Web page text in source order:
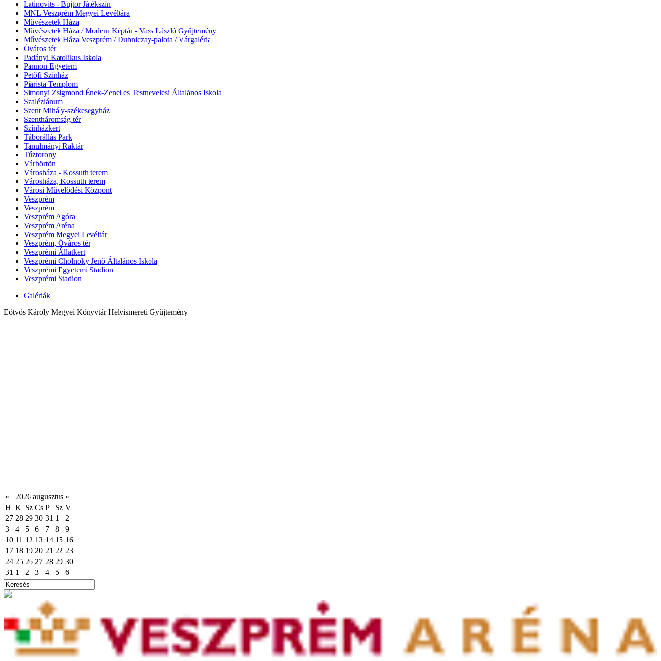
Latinovits - Bujtor Játékszín
MNL Veszprém Megyei Levéltára
Művészetek Háza
Művészetek Háza / Modern Képtár - Vass László Gyűjtemény
Művészetek Háza Veszprém / Dubniczay-palota / Várgaléria
Óváros tér
Padányi Katolikus Iskola
Pannon Egyetem
Petőfi Színház
Piarista Templom
Simonyi Zsigmond Ének-Zenei és Testnevelési Általános Iskola
Szaléziánum
Szent Mihály-székesegyház
Szentháromság tér
Színházkert
Táborállás Park
Tanulmányi Raktár
Tűztorony
Várbörtön
Városháza - Kossuth terem
Városháza, Kossuth terem
Városi Művelődési Központ
Veszprém
Veszprém
Veszprém Agóra
Veszprém Aréna
Veszprém Megyei Levéltár
Veszprém, Óváros tér
Veszprémi Állatkert
Veszprémi Cholnoky Jenő Általános Iskola
Veszprémi Egyetemi Stadion
Veszprémi Stadion
Galériák
Eötvös Károly Megyei Könyvtár Helyismereti Gyűjtemény
« 2026 augusztus »
H K Sz Cs P Sz V
27 28 29 30 31 1
2
3
4 5 6 7 8
9
10 11 12 13 14 15 16
17 18 19 20 21 22 23
24 25 26 27 28 29 30
31 1 2 3 4 5 6